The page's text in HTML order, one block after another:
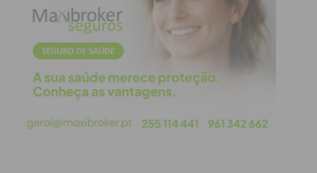
Assine nossa newsletter por e-mail e
obtenha de forma regular a informação